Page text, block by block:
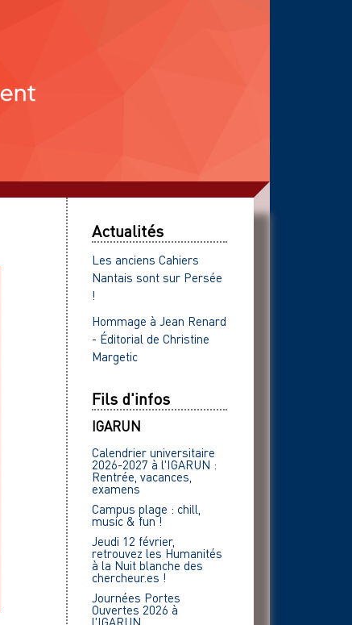
Actualités
Les anciens Cahiers
Nantais sont sur Persée
!
Hommage à Jean Renard
- Éditorial de Christine
Margetic
Fils d'infos
IGARUN
Calendrier universitaire
2026-2027 à l'IGARUN :
Rentrée, vacances,
examens
Campus plage : chill,
music & fun !
Jeudi 12 février,
retrouvez les Humanités
à la Nuit blanche des
chercheur.es !
Journées Portes
Ouvertes 2026 à
l'IGARUN